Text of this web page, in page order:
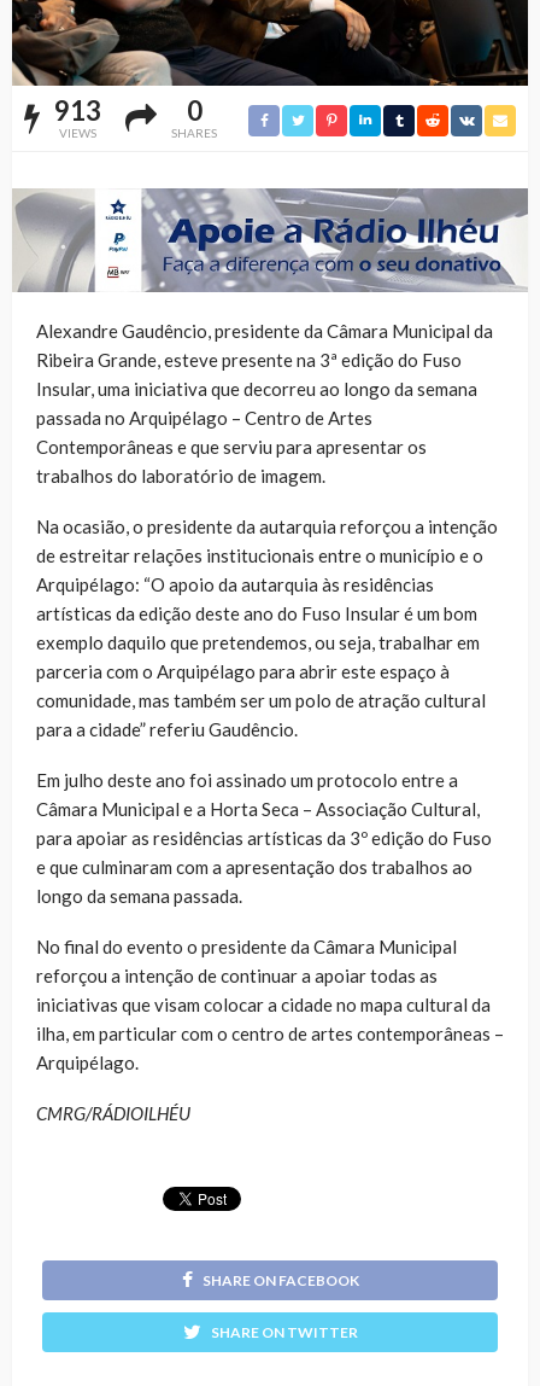
913
VIEWS
0
SHARES
Alexandre Gaudêncio, presidente da Câmara Municipal da
Ribeira Grande, esteve presente na 3ª edição do Fuso
Insular, uma iniciativa que decorreu ao longo da semana
passada no Arquipélago – Centro de Artes
Contemporâneas e que serviu para apresentar os
trabalhos do laboratório de imagem.
Na ocasião, o presidente da autarquia reforçou a intenção
de estreitar relações institucionais entre o município e o
Arquipélago: “O apoio da autarquia às residências
artísticas da edição deste ano do Fuso Insular é um bom
exemplo daquilo que pretendemos, ou seja, trabalhar em
parceria com o Arquipélago para abrir este espaço à
comunidade, mas também ser um polo de atração cultural
para a cidade” referiu Gaudêncio.
Em julho deste ano foi assinado um protocolo entre a
Câmara Municipal e a Horta Seca – Associação Cultural,
para apoiar as residências artísticas da 3º edição do Fuso
e que culminaram com a apresentação dos trabalhos ao
longo da semana passada.
No final do evento o presidente da Câmara Municipal
reforçou a intenção de continuar a apoiar todas as
iniciativas que visam colocar a cidade no mapa cultural da
ilha, em particular com o centro de artes contemporâneas –
Arquipélago.
CMRG/RÁDIOILHÉU
SHARE ON FACEBOOK
SHARE ON TWITTER